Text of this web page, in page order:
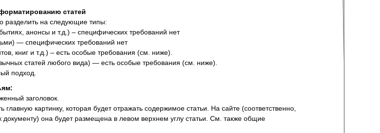
статей
разделить на следующие типы:
анонсы и т.д.) – специфических требований нет
— специфических требований нет
книг и т.д.) – есть особые требования (см. ниже).
статей любого вида) — есть особые требования (см. ниже).
подход.
заголовок.
картинку, которая будет отражать содержимое статьи. На сайте (соответственно,
документу) она будет размещена в левом верхнем углу статьи. См. также общие